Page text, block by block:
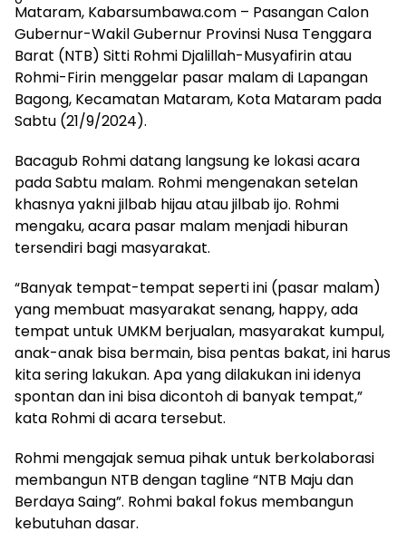
Mataram, Kabarsumbawa.com – Pasangan Calon
Gubernur-Wakil Gubernur Provinsi Nusa Tenggara
Barat (NTB) Sitti Rohmi Djalillah-Musyafirin atau
Rohmi-Firin menggelar pasar malam di Lapangan
Bagong, Kecamatan Mataram, Kota Mataram pada
Sabtu (21/9/2024).
Bacagub Rohmi datang langsung ke lokasi acara
pada Sabtu malam. Rohmi mengenakan setelan
khasnya yakni jilbab hijau atau jilbab ijo. Rohmi
mengaku, acara pasar malam menjadi hiburan
tersendiri bagi masyarakat.
“Banyak tempat-tempat seperti ini (pasar malam)
yang membuat masyarakat senang, happy, ada
tempat untuk UMKM berjualan, masyarakat kumpul,
anak-anak bisa bermain, bisa pentas bakat, ini harus
kita sering lakukan. Apa yang dilakukan ini idenya
spontan dan ini bisa dicontoh di banyak tempat,”
kata Rohmi di acara tersebut.
Rohmi mengajak semua pihak untuk berkolaborasi
membangun NTB dengan tagline “NTB Maju dan
Berdaya Saing”. Rohmi bakal fokus membangun
kebutuhan dasar.